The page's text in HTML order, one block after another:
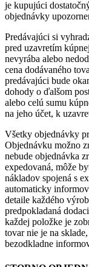
je kupujúci
objednávky
Predávajúci si
pred uzavretím
nevyrába alebo
cena dodávaného
predávajúci bude
dohody o ďalšom
alebo celú sumu
na jeho účet, k
Všetky objednávky
Objednávku možno
nebude objednávka
expedovaná, môže
nákladov spojená s
automaticky
detaile každého
predpokladaná
každej položke je
tovar nie je na
bezodkladne